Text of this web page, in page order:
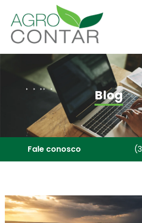
Blog
Fale conosco